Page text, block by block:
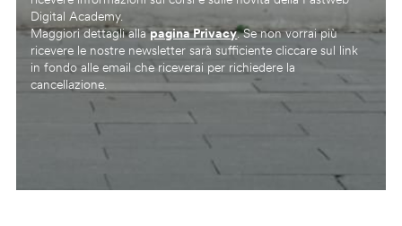
Digital Academy.
Maggiori dettagli allapagina Privacy. Se non vorrai più
ricevere le nostre newsletter sarà sufficiente cliccare sul link
in fondo alle email che riceverai per richiedere la
cancellazione.